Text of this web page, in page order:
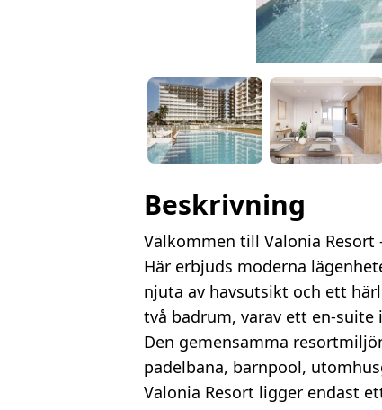
Beskrivning
Välkommen till Valonia
Här erbjuds moderna
njuta av havsutsikt och ett
två badrum, varav ett en-suite
Den gemensamma
padelbana, barnpool,
Valonia Resort ligger endast